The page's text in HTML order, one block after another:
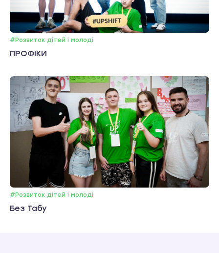
#Розвиток дітей і молоді
ПРОФІКИ
#Розвиток дітей і молоді
Без Табу